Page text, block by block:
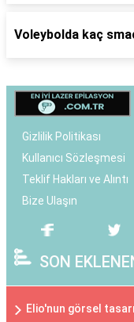
Voleybolda kaç
Gizlilik Politikası
Kullanıcı Sözleşmesi
Teklif Hakları ve Alıntı
Bize Ulaşın
SON
Elio'nun görsel